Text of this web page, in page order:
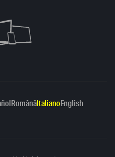
RomânăItalianoEnglish